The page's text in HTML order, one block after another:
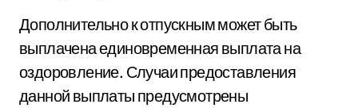
Дополнительно к отпускным может быть
выплачена единовременная выплата на
оздоровление. Случаи предоставления
данной выплаты предусмотрены